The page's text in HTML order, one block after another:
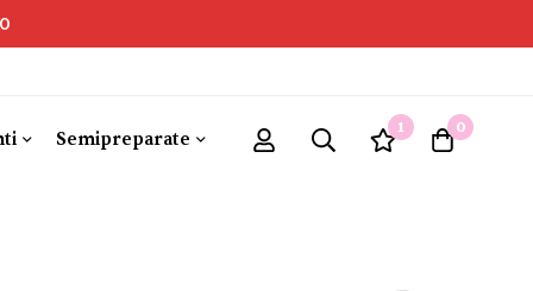
Semipreparate
1 0